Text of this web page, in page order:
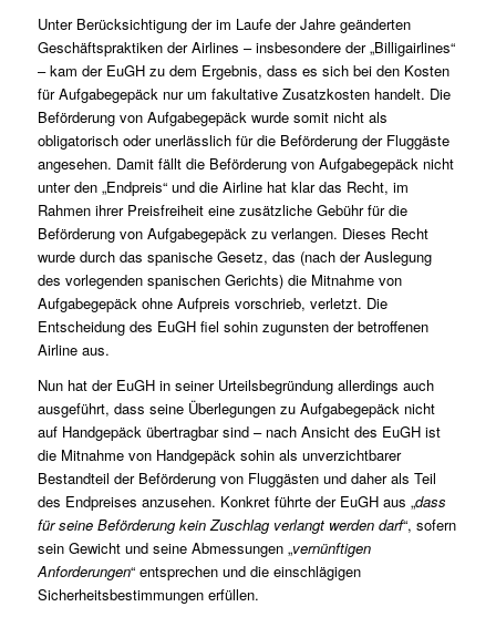
Unter Berücksichtigung der im Laufe der Jahre geänderten
Geschäftspraktiken der Airlines – insbesondere der „Billigairlines“
– kam der EuGH zu dem Ergebnis, dass es sich bei den Kosten
für Aufgabegepäck nur um fakultative Zusatzkosten handelt. Die
Beförderung von Aufgabegepäck wurde somit nicht als
obligatorisch oder unerlässlich für die Beförderung der Fluggäste
angesehen. Damit fällt die Beförderung von Aufgabegepäck nicht
unter den „Endpreis“ und die Airline hat klar das Recht, im
Rahmen ihrer Preisfreiheit eine zusätzliche Gebühr für die
Beförderung von Aufgabegepäck zu verlangen. Dieses Recht
wurde durch das spanische Gesetz, das (nach der Auslegung
des vorlegenden spanischen Gerichts) die Mitnahme von
Aufgabegepäck ohne Aufpreis vorschrieb, verletzt. Die
Entscheidung des EuGH fiel sohin zugunsten der betroffenen
Airline aus.
Nun hat der EuGH in seiner Urteilsbegründung allerdings auch
ausgeführt, dass seine Überlegungen zu Aufgabegepäck nicht
auf Handgepäck übertragbar sind – nach Ansicht des EuGH ist
die Mitnahme von Handgepäck sohin als unverzichtbarer
Bestandteil der Beförderung von Fluggästen und daher als Teil
des Endpreises anzusehen. Konkret führte der EuGH aus „dass
für seine Beförderung kein Zuschlag verlangt werden darf“, sofern
sein Gewicht und seine Abmessungen „vernünftigen
Anforderungen“ entsprechen und die einschlägigen
Sicherheitsbestimmungen erfüllen.